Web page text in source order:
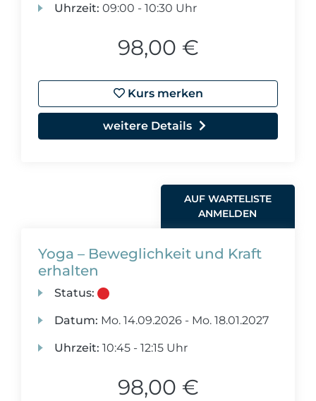
Uhrzeit: 09:00 - 10:30 Uhr
98,00 €
Kurs merken
weitere Details
AUF WARTELISTE
ANMELDEN
Yoga – Beweglichkeit und Kraft
erhalten
Status:
Datum: Mo. 14.09.2026 - Mo. 18.01.2027
Uhrzeit: 10:45 - 12:15 Uhr
98,00 €